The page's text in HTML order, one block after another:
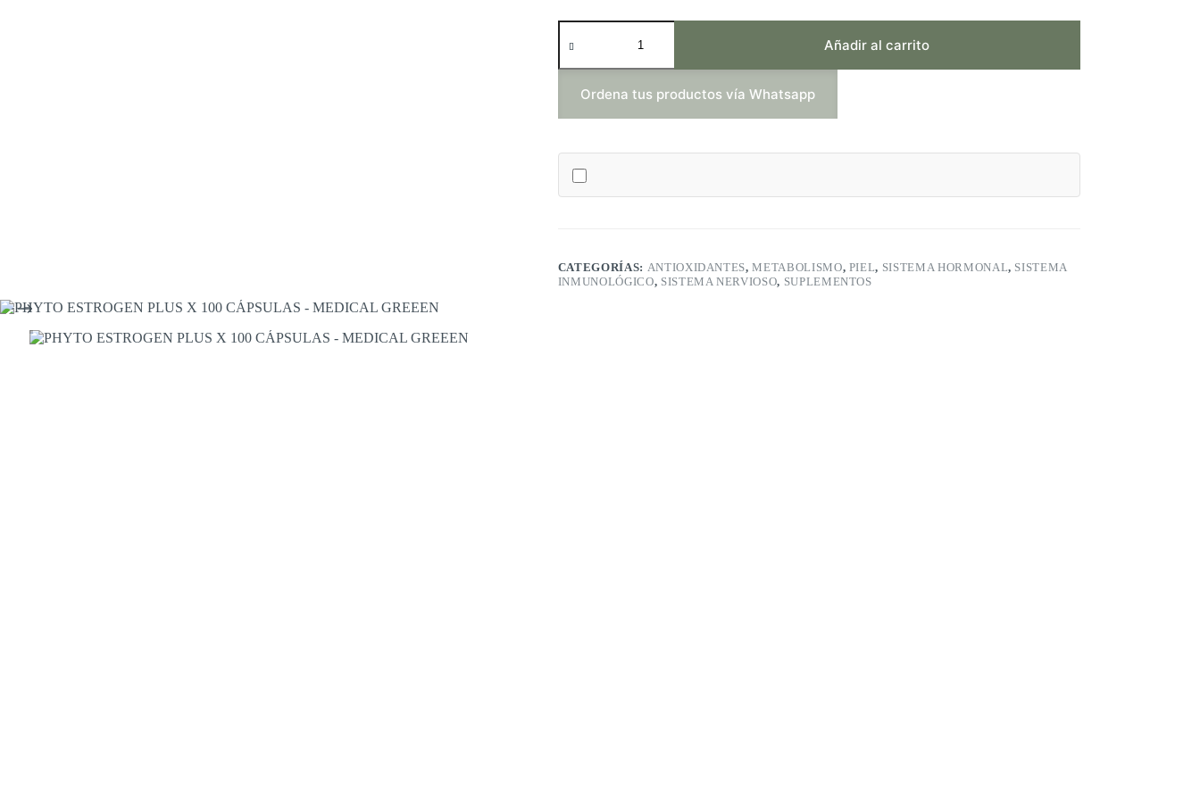
PHYTO
ESTROGEN
X
CÁPSULAS
-
Añadir al carrito
Ordena tus productos vía Whatsapp
CATEGORÍAS: ANTIOXIDANTES,METABOLISMO, PIEL, SISTEMA HORMONAL, SISTEMA
INMUNOLÓGICO, SISTEMA NERVIOSO, SUPLEMENTOS